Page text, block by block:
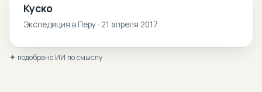
Куско
Экспедиция в Перу · 21 апреля 2017
✦ подобрано ИИ по смыслу